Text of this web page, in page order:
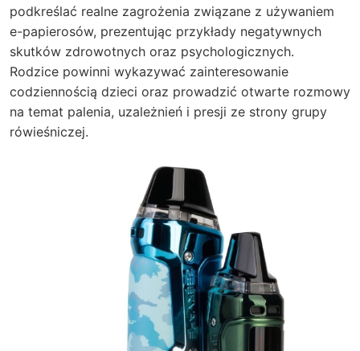
podkreślać realne zagrożenia związane z używaniem
e-papierosów, prezentując przykłady negatywnych
skutków zdrowotnych oraz psychologicznych.
Rodzice powinni wykazywać zainteresowanie
codziennością dzieci oraz prowadzić otwarte rozmowy
na temat palenia, uzależnień i presji ze strony grupy
rówieśniczej.